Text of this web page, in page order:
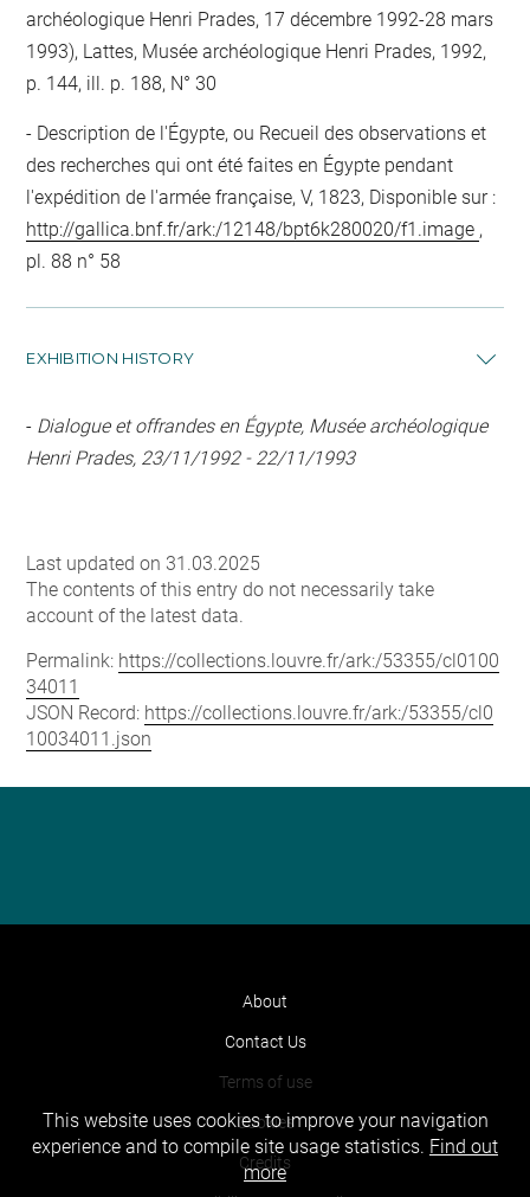
archéologique Henri Prades, 17 décembre 1992-28 mars
1993), Lattes, Musée archéologique Henri Prades, 1992,
p. 144, ill. p. 188, N° 30
Description de l'Égypte, ou Recueil des observations et
des recherches qui ont été faites en Égypte pendant
l'expédition de l'armée française, V, 1823, Disponible sur :
http://gallica.bnf.fr/ark:/12148/bpt6k280020/f1.image ,
pl. 88 n° 58
EXHIBITION HISTORY
- Dialogue et offrandes en Égypte, Musée archéologique
Henri Prades, 23/11/1992 - 22/11/1993
Last updated on 31.03.2025
The contents of this entry do not necessarily take
account of the latest data.
Permalink: https://collections.louvre.fr/ark:/53355/cl0100
34011
JSON Record: https://collections.louvre.fr/ark:/53355/cl0
10034011.json
About
Contact Us
Terms of use
Cookies
Credits
This website uses cookies to improve your navigation
experience and to compile site usage statistics. Find out
more